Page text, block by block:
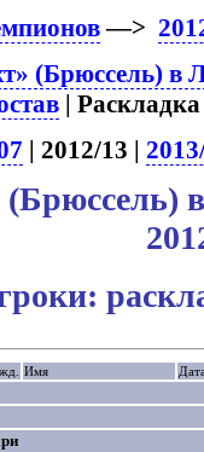
—>
(Брюссель) в
|
| 2012/13 |
Имя